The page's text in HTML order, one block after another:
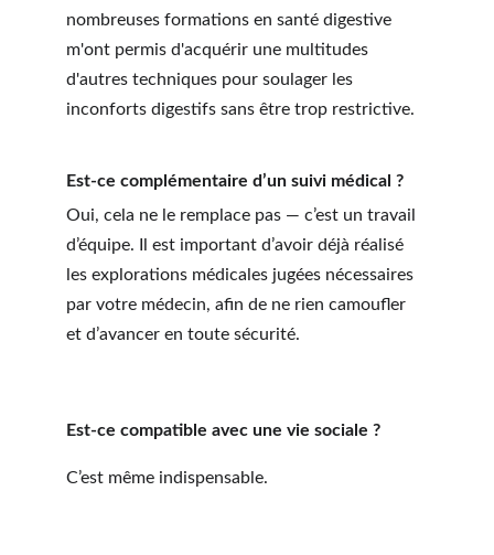
nombreuses formations en santé digestive
m'ont permis d'acquérir une multitudes
d'autres techniques pour soulager les
inconforts digestifs sans être trop restrictive.
Est-ce complémentaire d’un suivi médical ?
Oui, cela ne le remplace pas — c’est un travail
d’équipe. Il est important d’avoir déjà réalisé
les explorations médicales jugées nécessaires
par votre médecin, afin de ne rien camoufler
et d’avancer en toute sécurité.
Est-ce compatible avec une vie sociale ?
C’est même indispensable.